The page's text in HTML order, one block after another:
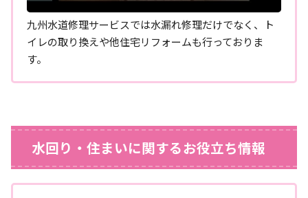
九州水道修理サービスでは水漏れ修理だけでなく、ト
イレの取り換えや他住宅リフォームも行っておりま
す。
水回り・住まいに関するお役立ち情報